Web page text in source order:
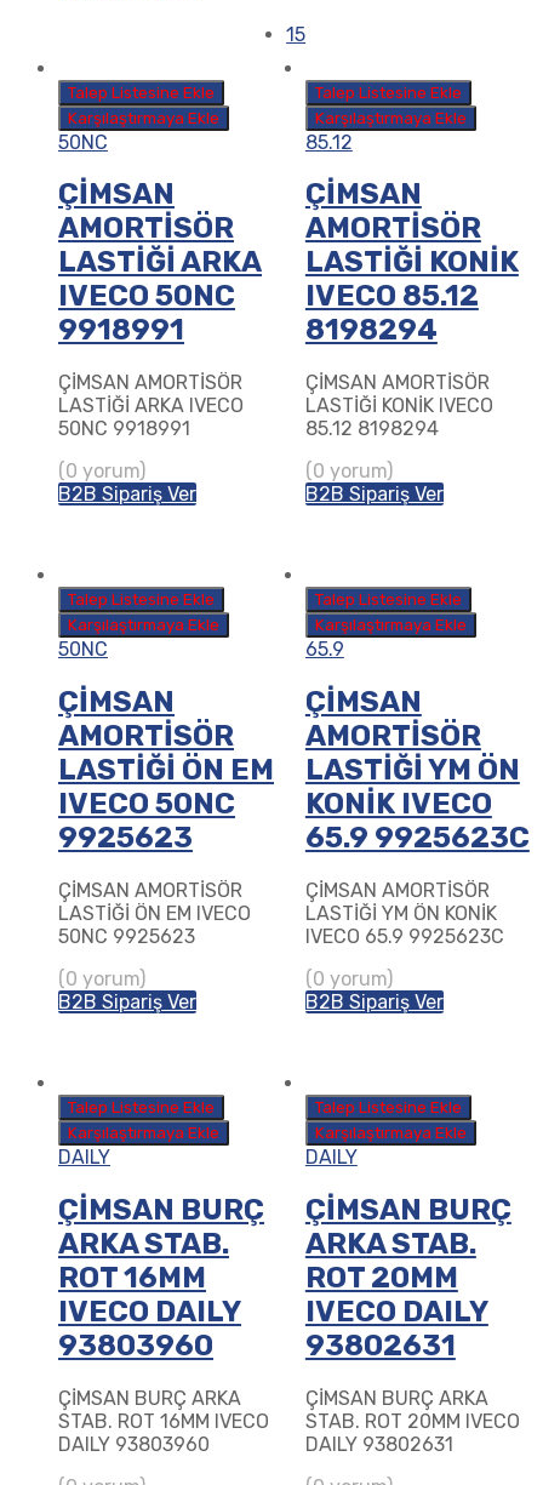
Talep Listesine Ekle
Karşılaştırmaya Ekle
50NC
ÇİMSAN
AMORTİSÖR
LASTİĞİ ARKA
IVECO 50NC
9918991
ÇİMSAN AMORTİSÖR
LASTİĞİ ARKA IVECO
50NC 9918991
(0 yorum)
B2B Sipariş Ver
Talep Listesine Ekle
Karşılaştırmaya Ekle
85.12
ÇİMSAN
AMORTİSÖR
LASTİĞİ KONİK
IVECO 85.12
8198294
ÇİMSAN AMORTİSÖR
LASTİĞİ KONİK IVECO
85.12 8198294
(0 yorum)
B2B Sipariş Ver
Talep Listesine Ekle
Karşılaştırmaya Ekle
50NC
ÇİMSAN
AMORTİSÖR
LASTİĞİ ÖN EM
IVECO 50NC
9925623
ÇİMSAN AMORTİSÖR
LASTİĞİ ÖN EM IVECO
50NC 9925623
(0 yorum)
B2B Sipariş Ver
Talep Listesine Ekle
Karşılaştırmaya Ekle
65.9
ÇİMSAN
AMORTİSÖR
LASTİĞİ YM ÖN
KONİK IVECO
65.9 9925623C
ÇİMSAN AMORTİSÖR
LASTİĞİ YM ÖN KONİK
IVECO 65.9 9925623C
(0 yorum)
B2B Sipariş Ver
Talep Listesine Ekle
Karşılaştırmaya Ekle
DAILY
ÇİMSAN BURÇ
ARKA STAB.
ROT 16MM
IVECO DAILY
93803960
ÇİMSAN BURÇ ARKA
STAB. ROT 16MM IVECO
DAILY 93803960
Talep Listesine Ekle
Karşılaştırmaya Ekle
DAILY
ÇİMSAN BURÇ
ARKA STAB.
ROT 20MM
IVECO DAILY
93802631
ÇİMSAN BURÇ ARKA
STAB. ROT 20MM IVECO
DAILY 93802631
15